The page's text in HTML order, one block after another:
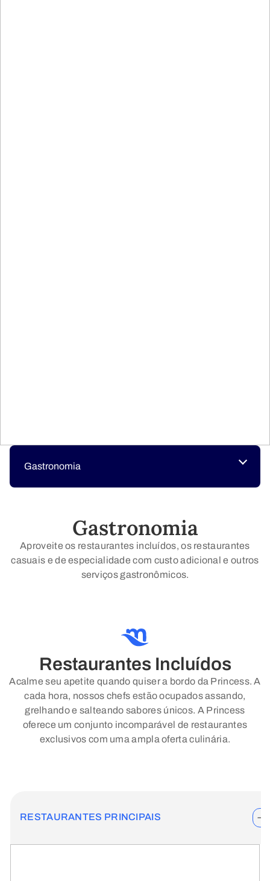
Gastronomia
Gastronomia
Aproveite os restaurantes incluídos, os restaurantes
casuais e de especialidade com custo adicional e outros
serviços gastronômicos.
Restaurantes Incluídos
Acalme seu apetite quando quiser a bordo da Princess. A
cada hora, nossos chefs estão ocupados assando,
grelhando e salteando sabores únicos. A Princess
oferece um conjunto incomparável de restaurantes
exclusivos com uma ampla oferta culinária.
RESTAURANTES PRINCIPAIS